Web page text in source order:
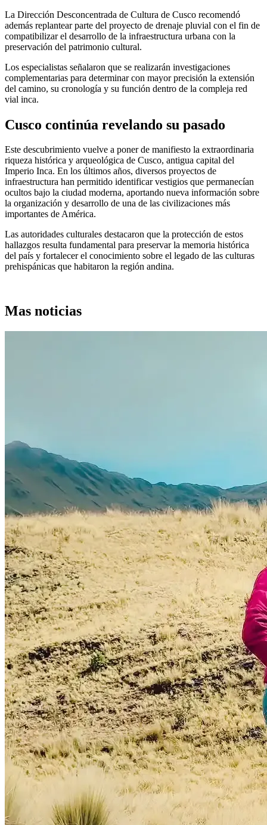
La Dirección Desconcentrada de Cultura de Cusco recomendó
además replantear parte del proyecto de drenaje pluvial con el fin de
compatibilizar el desarrollo de la infraestructura urbana con la
preservación del patrimonio cultural.
Los especialistas señalaron que se realizarán investigaciones
complementarias para determinar con mayor precisión la extensión
del camino, su cronología y su función dentro de la compleja red
vial inca.
Cusco continúa revelando su pasado
Este descubrimiento vuelve a poner de manifiesto la extraordinaria
riqueza histórica y arqueológica de Cusco, antigua capital del
Imperio Inca. En los últimos años, diversos proyectos de
infraestructura han permitido identificar vestigios que permanecían
ocultos bajo la ciudad moderna, aportando nueva información sobre
la organización y desarrollo de una de las civilizaciones más
importantes de América.
Las autoridades culturales destacaron que la protección de estos
hallazgos resulta fundamental para preservar la memoria histórica
del país y fortalecer el conocimiento sobre el legado de las culturas
prehispánicas que habitaron la región andina.
Mas noticias